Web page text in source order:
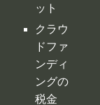
購入型
クラウ
ドファ
ンディ
ング
寄付型